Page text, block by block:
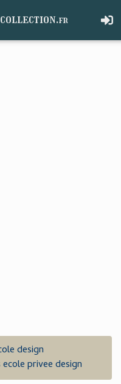
fr
design
privee design